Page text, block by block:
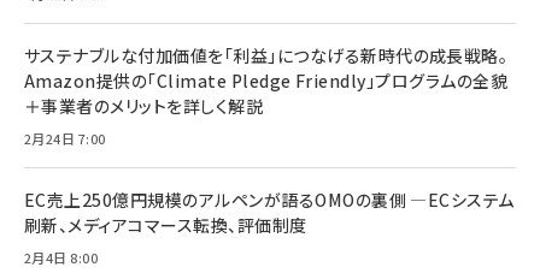
サステナブルな付加価値を「利益」につなげる新時代の成長戦略。
Amazon提供の「Climate Pledge Friendly」プログラムの全貌
＋事業者のメリットを詳しく解説
2月24日 7:00
EC売上250億円規模のアルペンが語るOMOの裏側 ―ECシステム
刷新、メディアコマース転換、評価制度
2月4日 8:00